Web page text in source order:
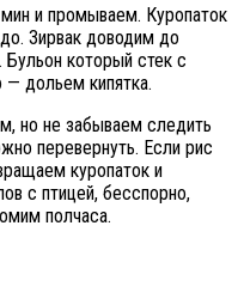
и промываем. Куропаток
Зирвак доводим до
который стек с
— дольем кипятка.
но не забываем следить
перевернуть. Если рис
куропаток и
с птицей, бесспорно,
полчаса.